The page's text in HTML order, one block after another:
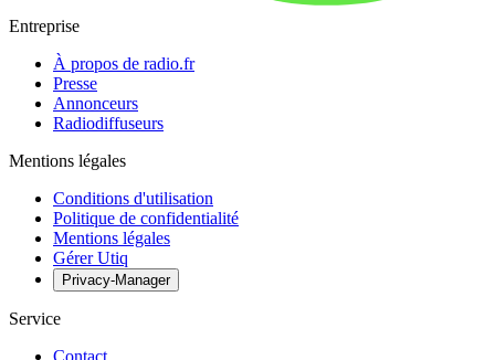
Entreprise
À propos de radio.fr
Presse
Annonceurs
Radiodiffuseurs
Mentions légales
Conditions d'utilisation
Politique de confidentialité
Mentions légales
Gérer Utiq
Privacy-Manager
Service
Contact